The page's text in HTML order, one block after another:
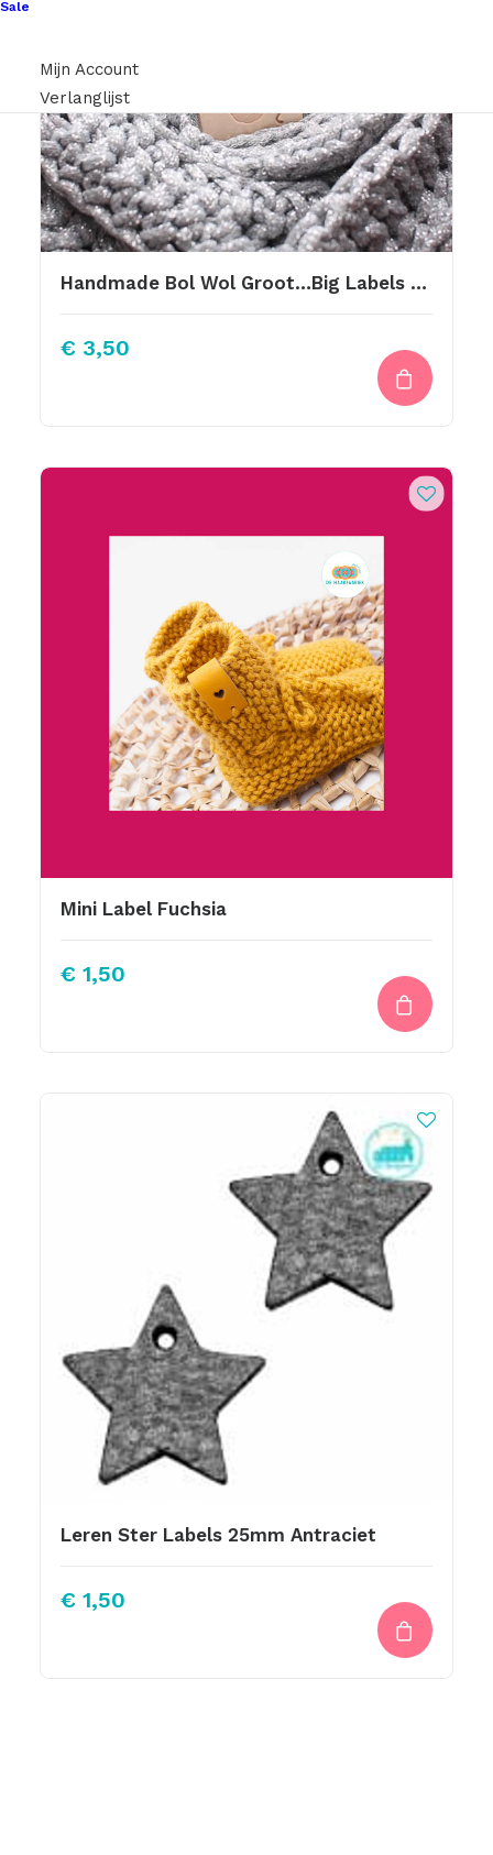
Sale
Mijn Account
Verlanglijst
Handmade Bol Wol Groot…Big Labels Met Drukknoop 10x3cm
€ 3,50
Mini Label Fuchsia
€ 1,50
Leren Ster Labels 25mm Antraciet
€ 1,50